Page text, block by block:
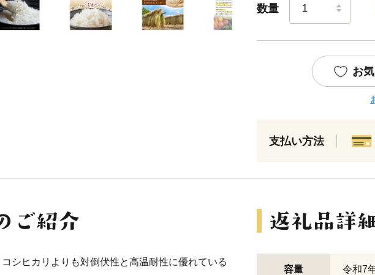
数量
お
支払い方法
シヒカリよりも対倒伏性と高温耐性に優れている
容量 令和7